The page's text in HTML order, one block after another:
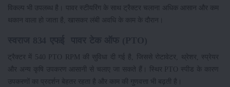
विकल्प भी उपलब्ध है। पावर स्टीयरिंग के साथ ट्रैक्टर चलाना अधिक आसान और कम
थकान वाला हो जाता है, खासकर लंबी अवधि के काम के दौरान।
ट्रैक्टर में 540 PTO RPM की सुविधा दी गई है, जिससे रोटावेटर, थ्रेशर, स्प्रेयर
और अन्य कृषि उपकरण आसानी से चलाए जा सकते हैं। स्थिर PTO स्पीड के कारण
उपकरणों का प्रदर्शन बेहतर रहता है और काम की गुणवत्ता भी बढ़ती है।